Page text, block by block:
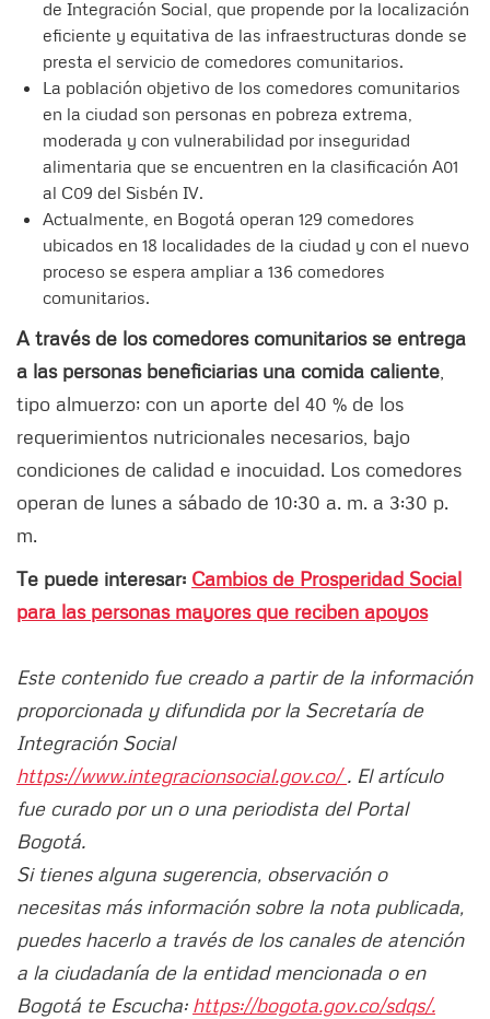
de Integración Social, que propende por la localización
eficiente y equitativa de las infraestructuras donde se
presta el servicio de comedores comunitarios.
La población objetivo de los comedores comunitarios
en la ciudad son personas en pobreza extrema,
moderada y con vulnerabilidad por inseguridad
alimentaria que se encuentren en la clasificación A01
al C09 del Sisbén IV.
Actualmente, en Bogotá operan 129 comedores
ubicados en 18 localidades de la ciudad y con el nuevo
proceso se espera ampliar a 136 comedores
comunitarios.
A través de los comedores comunitarios se entrega
a las personas beneficiarias una comida caliente
tipo almuerzo; con un aporte del 40 % de los
requerimientos nutricionales necesarios, bajo
condiciones de calidad e inocuidad. Los comedores
operan de lunes a sábado de 10:30 a. m. a 3:30 p.
m.
Te puede interesar: Cambios de Prosperidad Social
para las personas mayores que reciben apoyos
Este contenido fue creado a partir de la información
proporcionada y difundida por la Secretaría de
Integración Social
https://www.integracionsocial.gov.co/. El artículo
fue curado por un o una periodista del Portal
Bogotá.
Si tienes alguna sugerencia, observación o
necesitas más información sobre la nota publicada,
puedes hacerlo a través de los canales de atención
a la ciudadanía de la entidad mencionada o en
Bogotá te Escucha: https://bogota.gov.co/sdqs/.